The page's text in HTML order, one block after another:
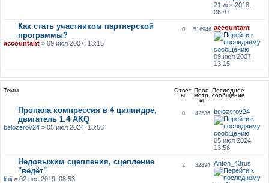
21 дек 2018,
06:47
Как стать участником партнерской
программы?
accountant» 09 июл 2007, 13:15
0 516946 accountant
09 июл 2007,
13:15
Темы Ответ
ы
Прос
мотр
ы
Последнее
сообщение
Пропала компрессия в 4 цилиндре,
двигатель 1.4 AKQ
belozerov24» 05 июл 2024, 13:56
0 42536 belozerov24
05 июл 2024,
13:56
Недовыжим сцепления, сцепление
"ведёт"
lihij» 02 ноя 2019, 08:53
2 32894 Anton_43rus